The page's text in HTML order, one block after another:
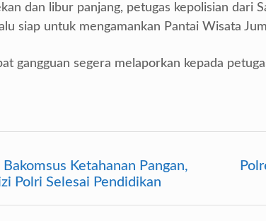
dan libur panjang, petugas kepolisian dari
siap untuk mengamankan Pantai Wisata
gangguan segera melaporkan kepada
Ketahanan Pangan,
Polri Selesai Pendidikan